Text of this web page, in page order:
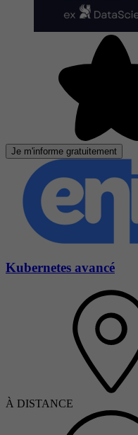
Je m'informe gratuitement
Kubernetes avancé
À DISTANCE